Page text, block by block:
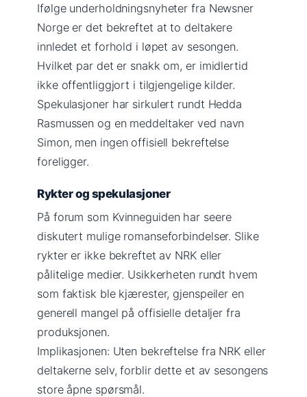
Ifølge underholdningsnyheter fra Newsner
Norge er det bekreftet at to deltakere
innledet et forhold i løpet av sesongen.
Hvilket par det er snakk om, er imidlertid
ikke offentliggjort i tilgjengelige kilder.
Spekulasjoner har sirkulert rundt Hedda
Rasmussen og en meddeltaker ved navn
Simon, men ingen offisiell bekreftelse
foreligger.
Rykter og spekulasjoner
På forum som Kvinneguiden har seere
diskutert mulige romanseforbindelser. Slike
rykter er ikke bekreftet av NRK eller
pålitelige medier. Usikkerheten rundt hvem
som faktisk ble kjærester, gjenspeiler en
generell mangel på offisielle detaljer fra
produksjonen.
Implikasjonen: Uten bekreftelse fra NRK eller
deltakerne selv, forblir dette et av sesongens
store åpne spørsmål.